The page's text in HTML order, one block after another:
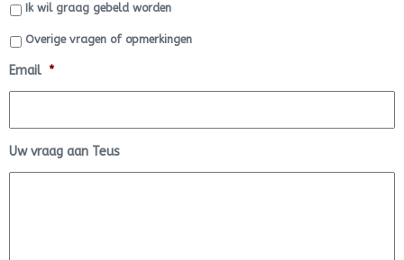
Ik wil graag gebeld worden
Overige vragen of opmerkingen
Email *
Uw vraag aan Teus